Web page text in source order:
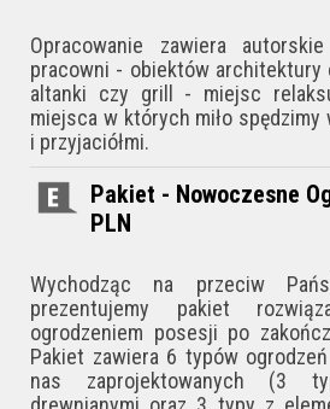
Opracowanie zawiera
pracowni - obiektów architektury
altanki czy grill - miejsc
miejsca w których miło
i przyjaciółmi.
Pakiet - Nowoczesne
PLN
Wychodząc na przeciw
prezentujemy pakiet
ogrodzeniem posesji po
Pakiet zawiera 6 typów
nas zaprojektowanych (3